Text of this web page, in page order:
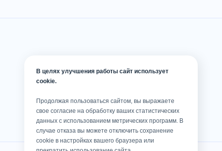
В целях улучшения работы сайт использует
cookie.
Продолжая пользоваться сайтом, вы выражаете
свое согласие на обработку ваших статистических
данных с использованием метрических программ. В
случае отказа вы можете отключить сохранение
cookie в настройках вашего браузера или